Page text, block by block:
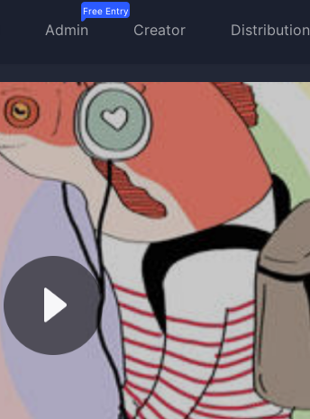
Admin Creator Distribution